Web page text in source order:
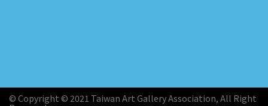
© Copyright © 2021 Taiwan Art Gallery Association, All Right